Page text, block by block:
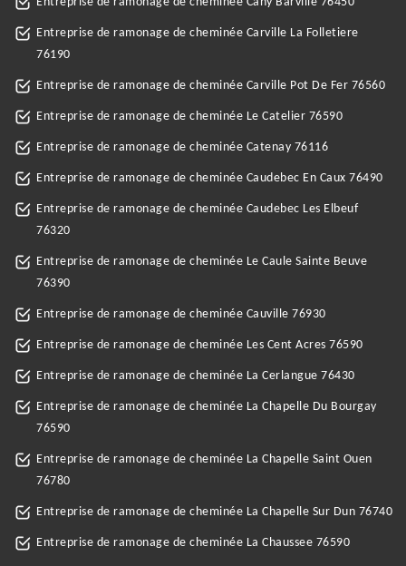
Entreprise de ramonage de cheminée Carville La Folletiere
76190
Entreprise de ramonage de cheminée Carville Pot De Fer 76560
Entreprise de ramonage de cheminée Le Catelier 76590
Entreprise de ramonage de cheminée Catenay 76116
Entreprise de ramonage de cheminée Caudebec En Caux 76490
Entreprise de ramonage de cheminée Caudebec Les Elbeuf
76320
Entreprise de ramonage de cheminée Le Caule Sainte Beuve
76390
Entreprise de ramonage de cheminée Cauville 76930
Entreprise de ramonage de cheminée Les Cent Acres 76590
Entreprise de ramonage de cheminée La Cerlangue 76430
Entreprise de ramonage de cheminée La Chapelle Du Bourgay
76590
Entreprise de ramonage de cheminée La Chapelle Saint Ouen
76780
Entreprise de ramonage de cheminée La Chapelle Sur Dun 76740
Entreprise de ramonage de cheminée La Chaussee 76590